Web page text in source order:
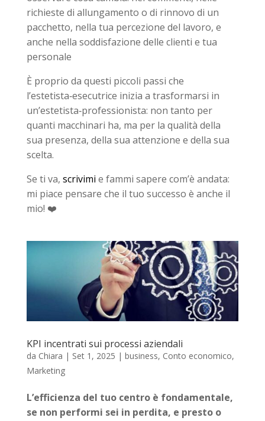
richieste di allungamento o di rinnovo di un
pacchetto, nella tua percezione del lavoro, e
anche nella soddisfazione delle clienti e tua
personale
È proprio da questi piccoli passi che
l’estetista‑esecutrice inizia a trasformarsi in
un’estetista‑professionista: non tanto per
quanti macchinari ha, ma per la qualità della
sua presenza, della sua attenzione e della sua
scelta.
Se ti va, scrivimi e fammi sapere com’è andata:
mi piace pensare che il tuo successo è anche il
mio! ❤️
KPI incentrati sui processi aziendali
da Chiara | Set 1, 2025 | business, Conto economico,
Marketing
L’efficienza del tuo centro è fondamentale,
se non performi sei in perdita, e presto o